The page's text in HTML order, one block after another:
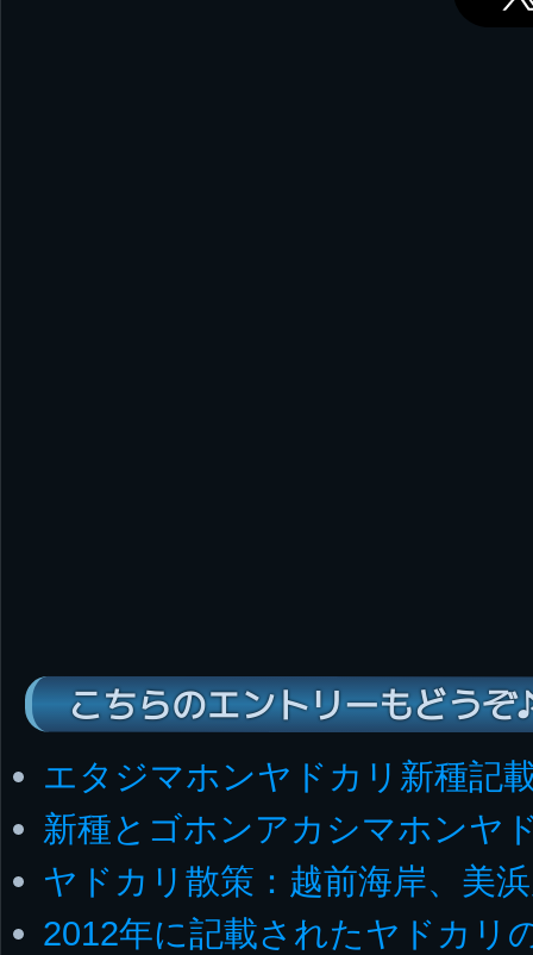
こちらのエントリーもどうぞ
エタジマホンヤドカリ新種記
新種とゴホンアカシマホンヤ
ヤドカリ散策：越前海岸、美
2012年に記載されたヤドカリ